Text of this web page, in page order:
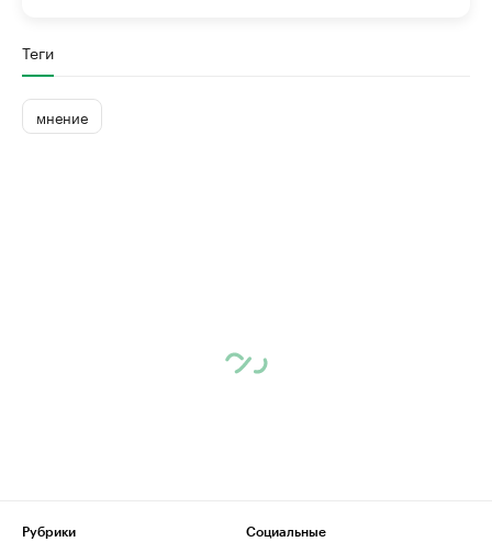
Теги
мнение
Рубрики
Социальные